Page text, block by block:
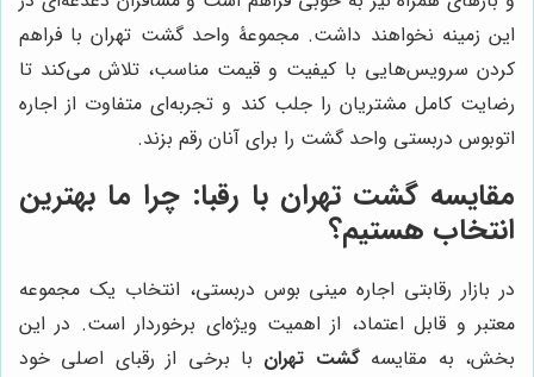
این زمینه نخواهند داشت. مجموعۀ واحد گشت تهران با فراهم
کردن سرویس‌هایی با کیفیت و قیمت مناسب، تلاش می‌کند تا
رضایت کامل مشتریان را جلب کند و تجربه‌ای متفاوت از اجاره
اتوبوس دربستی واحد گشت را برای آنان رقم بزند.
مقایسه گشت تهران با رقبا: چرا ما بهترین
انتخاب هستیم؟
در بازار رقابتی اجاره مینی بوس دربستی، انتخاب یک مجموعه
معتبر و قابل اعتماد، از اهمیت ویژه‌ای برخوردار است. در این
بخش، به مقایسهگشت تهران با برخی از رقبای اصلی خود